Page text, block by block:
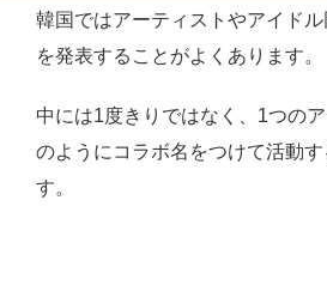
韓国ではアーティストやアイド
を発表することがよくあります。
中には1度きりではなく、1つの
のようにコラボ名をつけて活動
す。